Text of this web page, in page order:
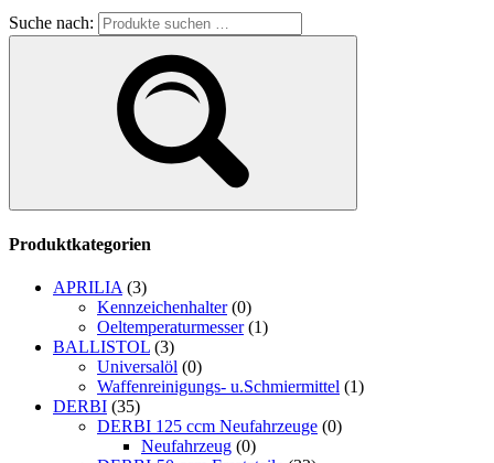
Suche nach:
Produktkategorien
APRILIA (3)
Kennzeichenhalter (0)
Oeltemperaturmesser (1)
BALLISTOL (3)
Universalöl (0)
Waffenreinigungs- u.Schmiermittel (1)
DERBI (35)
DERBI 125 ccm Neufahrzeuge (0)
Neufahrzeug (0)